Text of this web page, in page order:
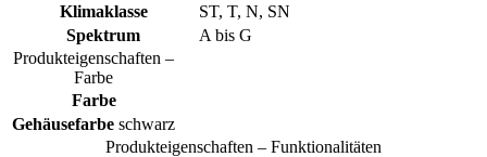
Klimaklasse
ST, T, N, SN
Spektrum
A bis G
Produkteigenschaften –
Farbe
Farbe
Gehäusefarbe schwarz
Produkteigenschaften – Funktionalitäten